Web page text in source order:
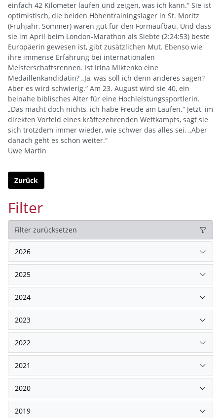
einfach 42 Kilometer laufen und zeigen, was ich kann.“ Sie ist
optimistisch, die beiden Höhentrainingslager in St. Moritz
(Frühjahr, Sommer) waren gut für den Formaufbau. Und dass
sie im April beim London-Marathon als Siebte (2:24:53) beste
Europäerin gewesen ist, gibt zusätzlichen Mut. Ebenso wie
ihre immense Erfahrung bei internationalen
Meisterschaftsrennen. Ist Irina Miktenko eine
Medaillenkandidatin? „Ja, was soll ich denn anderes sagen?
Aber es wird schwierig.“ Am 23. August wird sie 40, ein
beinahe biblisches Alter für eine Hochleistungssportlerin.
„Das macht doch nichts, ich habe Freude am Laufen.“ Jetzt, im
direkten Vorfeld eines kräftezehrenden Wettkampfs, sagt sie
sich trotzdem immer wieder, wie schwer das alles sei. „Aber
danach geht es schon weiter.“
Uwe Martin
Zurück
Filter
Filter zurücksetzen
2026
2025
2024
2023
2022
2021
2020
2019